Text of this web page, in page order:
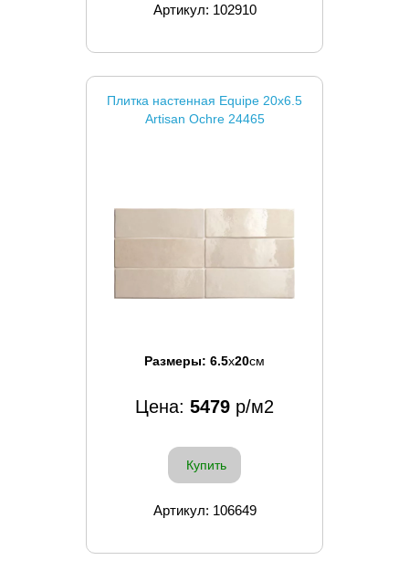
Артикул: 102910
Плитка настенная Equipe 20x6.5
Artisan Ochre 24465
Размеры: 6.5x20см
Цена: 5479 р/м2
Купить
Артикул: 106649